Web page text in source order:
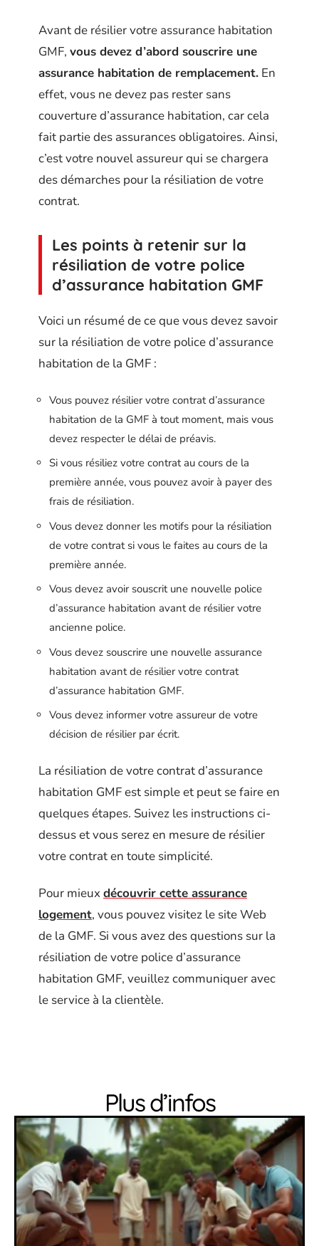
Avant de résilier votre assurance habitation
GMF, vous devez d’abord souscrire une
assurance habitation de remplacement. En
effet, vous ne devez pas rester sans
couverture d’assurance habitation, car cela
fait partie des assurances obligatoires. Ainsi,
c’est votre nouvel assureur qui se chargera
des démarches pour la résiliation de votre
contrat.
Les points à retenir sur la
résiliation de votre police
d’assurance habitation GMF
Voici un résumé de ce que vous devez savoir
sur la résiliation de votre police d’assurance
habitation de la GMF :
Vous pouvez résilier votre contrat d’assurance
habitation de la GMF à tout moment, mais vous
devez respecter le délai de préavis.
Si vous résiliez votre contrat au cours de la
première année, vous pouvez avoir à payer des
frais de résiliation.
Vous devez donner les motifs pour la résiliation
de votre contrat si vous le faites au cours de la
première année.
Vous devez avoir souscrit une nouvelle police
d’assurance habitation avant de résilier votre
ancienne police.
Vous devez souscrire une nouvelle assurance
habitation avant de résilier votre contrat
d’assurance habitation GMF.
Vous devez informer votre assureur de votre
décision de résilier par écrit.
La résiliation de votre contrat d’assurance
habitation GMF est simple et peut se faire en
quelques étapes. Suivez les instructions ci-
dessus et vous serez en mesure de résilier
votre contrat en toute simplicité.
Pour mieux découvrir cette assurance
logement, vous pouvez visitez le site Web
de la GMF. Si vous avez des questions sur la
résiliation de votre police d’assurance
habitation GMF, veuillez communiquer avec
le service à la clientèle.
Plus d’infos